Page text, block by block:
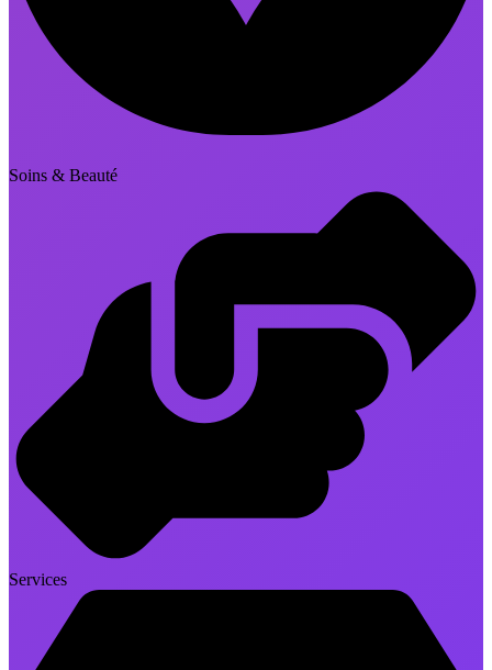
Soins & Beauté
Services